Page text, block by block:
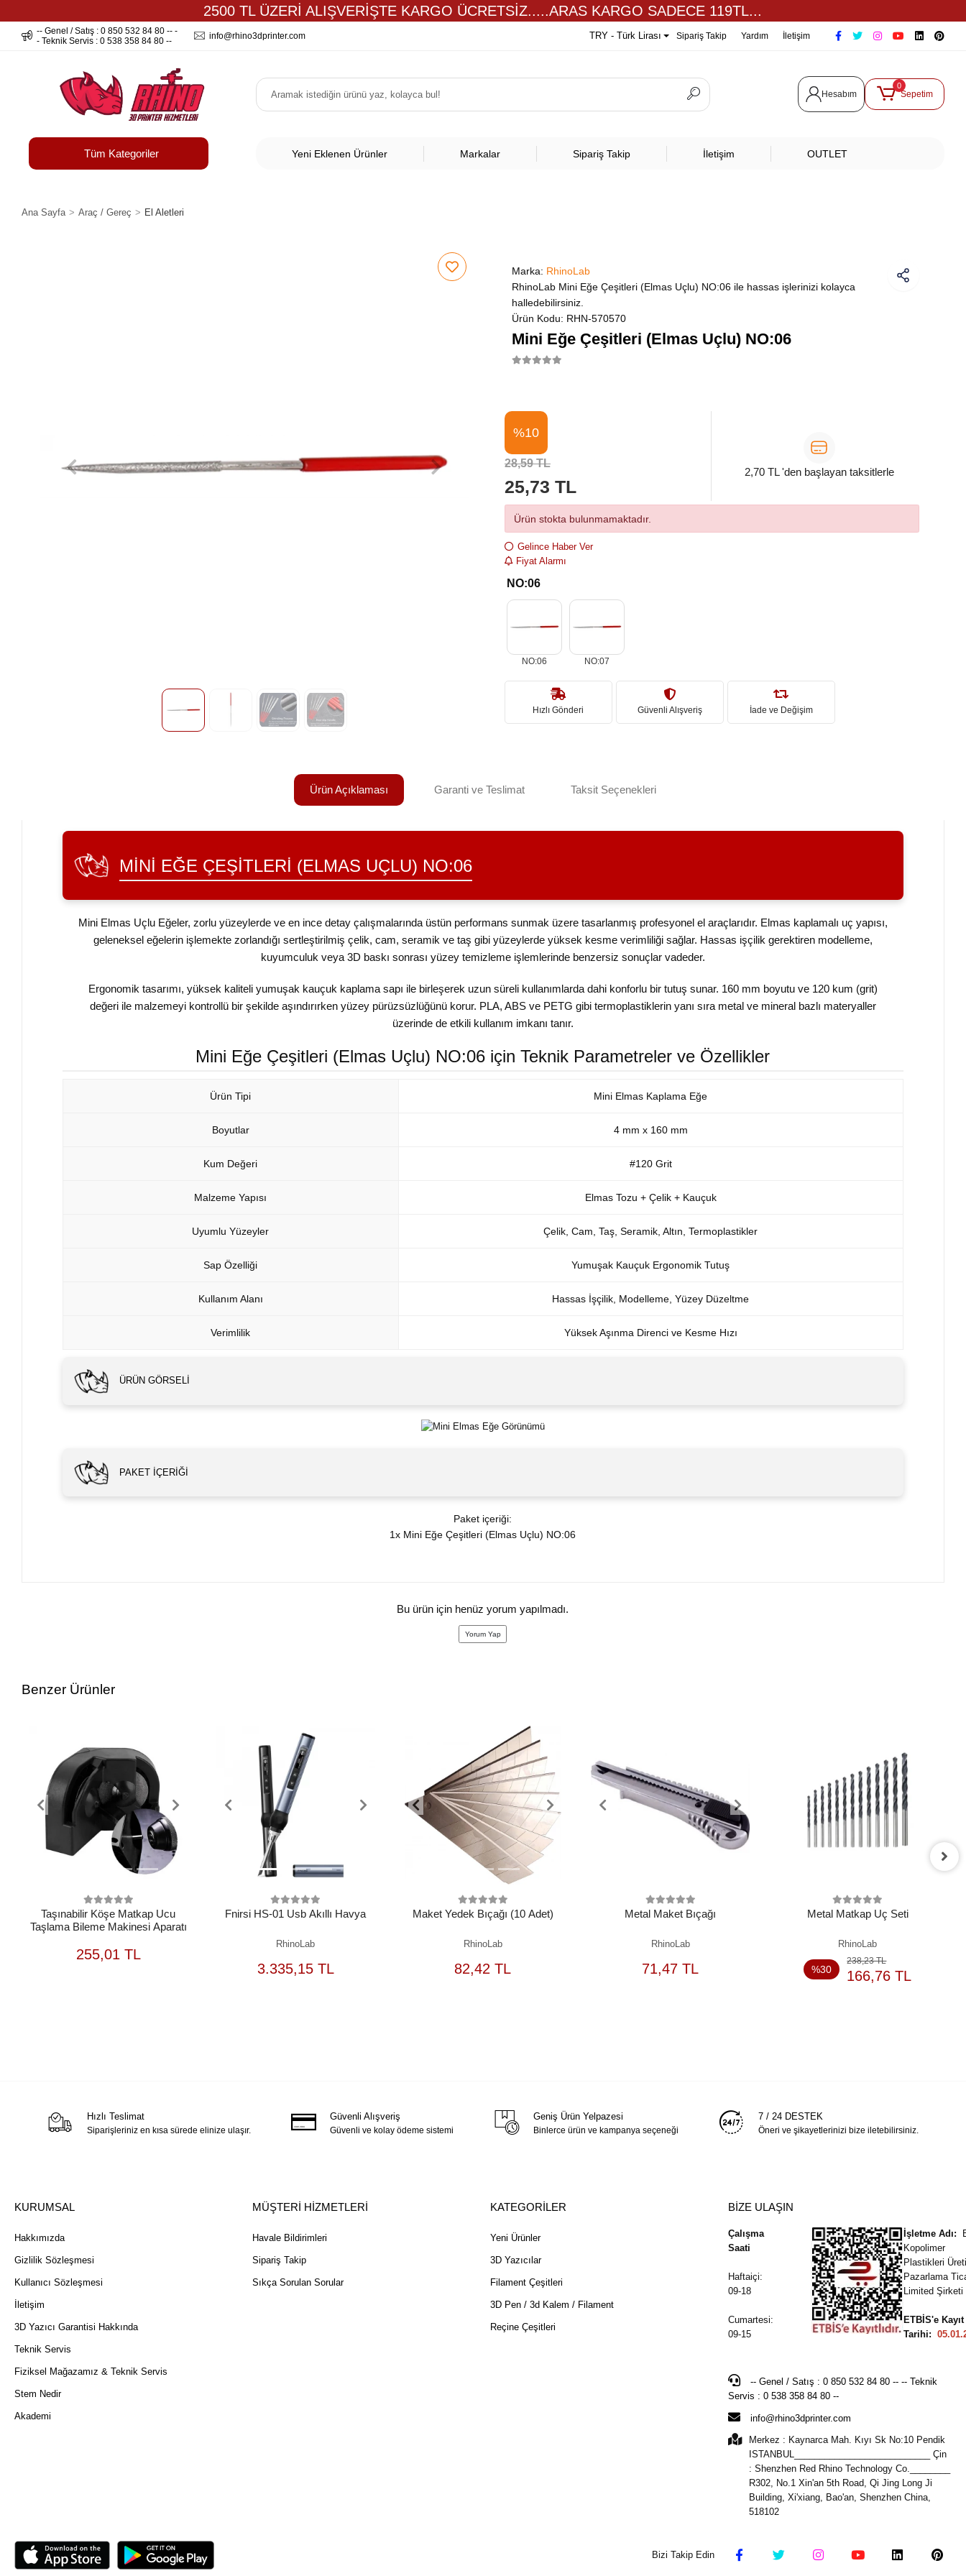
2500 TL ÜZERİ ALIŞVERİŞTE KARGO ÜCRETSİZ.....ARAS KARGO SADECE 119TL...
-- Genel / Satış : 0 850 532 84 80 -- -
- Teknik Servis : 0 538 358 84 80 --
info@rhino3dprinter.com TRY - Türk Lirası Sipariş Takip Yardım İletişim
Hesabım
0
Sepetim
Tüm Kategoriler Yeni Eklenen Ürünler Markalar Sipariş Takip İletişim OUTLET
Ana Sayfa Araç / Gereç El Aletleri
Marka: RhinoLab
RhinoLab Mini Eğe Çeşitleri (Elmas Uçlu) NO:06 ile hassas işlerinizi kolayca
halledebilirsiniz.
Ürün Kodu: RHN-570570
Mini Eğe Çeşitleri (Elmas Uçlu) NO:06
%10
28,59 TL
25,73 TL
2,70 TL 'den başlayan taksitlerle
Ürün stokta bulunmamaktadır.
Gelince Haber Ver
Fiyat Alarmı
NO:06
NO:06 NO:07
Hızlı Gönderi Güvenli Alışveriş İade ve Değişim
Ürün Açıklaması Garanti ve Teslimat Taksit Seçenekleri
MINI EĞE ÇEŞITLERI (ELMAS UÇLU) NO:06
Mini Elmas Uçlu Eğeler, zorlu yüzeylerde ve en ince detay çalışmalarında üstün performans sunmak üzere tasarlanmış profesyonel el araçlarıdır. Elmas kaplamalı uç yapısı,
geleneksel eğelerin işlemekte zorlandığı sertleştirilmiş çelik, cam, seramik ve taş gibi yüzeylerde yüksek kesme verimliliği sağlar. Hassas işçilik gerektiren modelleme,
kuyumculuk veya 3D baskı sonrası yüzey temizleme işlemlerinde benzersiz sonuçlar vadeder.
Ergonomik tasarımı, yüksek kaliteli yumuşak kauçuk kaplama sapı ile birleşerek uzun süreli kullanımlarda dahi konforlu bir tutuş sunar. 160 mm boyutu ve 120 kum (grit)
değeri ile malzemeyi kontrollü bir şekilde aşındırırken yüzey pürüzsüzlüğünü korur. PLA, ABS ve PETG gibi termoplastiklerin yanı sıra metal ve mineral bazlı materyaller
üzerinde de etkili kullanım imkanı tanır.
Mini Eğe Çeşitleri (Elmas Uçlu) NO:06 için Teknik Parametreler ve Özellikler
Ürün Tipi Mini Elmas Kaplama Eğe
Boyutlar 4 mm x 160 mm
Kum Değeri #120 Grit
Malzeme Yapısı Elmas Tozu + Çelik + Kauçuk
Uyumlu Yüzeyler Çelik, Cam, Taş, Seramik, Altın, Termoplastikler
Sap Özelliği Yumuşak Kauçuk Ergonomik Tutuş
Kullanım Alanı Hassas İşçilik, Modelleme, Yüzey Düzeltme
Verimlilik Yüksek Aşınma Direnci ve Kesme Hızı
ÜRÜN GÖRSELI
PAKET İÇERIĞI
Paket içeriği:
1x Mini Eğe Çeşitleri (Elmas Uçlu) NO:06
Bu ürün için henüz yorum yapılmadı.
Yorum Yap
Benzer Ürünler
Taşınabilir Köşe Matkap Ucu
Taşlama Bileme Makinesi Aparatı
255,01 TLSEPETE
EKLE
Fnirsi HS-01 Usb Akıllı Havya
RhinoLab
3.335,15 TL
SEPETE
EKLE
Maket Yedek Bıçağı (10 Adet)
RhinoLab
82,42 TLSEPETE
EKLE
Metal Maket Bıçağı
RhinoLab
71,47 TLSEPETE
EKLE
Metal Matkap Uç Seti
RhinoLab
%30
238,23 TL
166,76 TL
SEPETE
EKLE
Hızlı Teslimat
Siparişleriniz en kısa sürede elinize ulaşır.
Güvenli Alışveriş
Güvenli ve kolay ödeme sistemi
Geniş Ürün Yelpazesi
Binlerce ürün ve kampanya seçeneği
7 / 24 DESTEK
Öneri ve şikayetlerinizi bize iletebilirsiniz.
KURUMSAL
Hakkımızda
Gizlilik Sözleşmesi
Kullanıcı Sözleşmesi
İletişim
3D Yazıcı Garantisi Hakkında
Teknik Servis
Fiziksel Mağazamız & Teknik Servis
Stem Nedir
Akademi
MÜŞTERİ HİZMETLERİ
Havale Bildirimleri
Sipariş Takip
Sıkça Sorulan Sorular
KATEGORİLER
Yeni Ürünler
3D Yazıcılar
Filament Çeşitleri
3D Pen / 3d Kalem / Filament
Reçine Çeşitleri
BİZE ULAŞIN
Çalışma
Saati
Haftaiçi:
09-18
Cumartesi:
09-15
İşletme Adı:
Kopolimer
Plastikleri
Pazarlama
Limited Şirketi
ETBİS'e Kayıt
Tarihi:
-- Genel / Satış : 0 850 532 84 80 -- -- Teknik
Servis : 0 538 358 84 80 --
info@rhino3dprinter.com
Merkez : Kaynarca Mah. Kıyı Sk No:10 Pendik
ISTANBUL___________________________ Çin
: Shenzhen Red Rhino Technology Co.________
R302, No.1 Xin'an 5th Road, Qi Jing Long Ji
Building, Xi'xiang, Bao'an, Shenzhen China,
518102
Bizi Takip Edin